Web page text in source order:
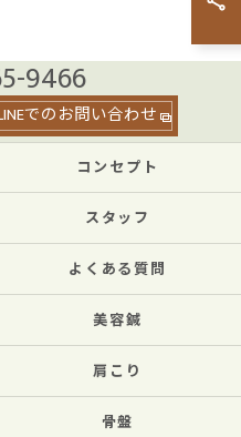
9466
でのお問い合わせ
コンセプト
スタッフ
よくある質問
美容鍼
肩こり
骨盤